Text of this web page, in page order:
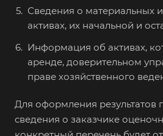
Сведения о материальных
активах, их начальной и
Информация об активах,
аренде, доверительном
праве хозяйственного
Для оформления результатов
сведения о заказчике
Белгород
Белово
Белореченск
Белоярский